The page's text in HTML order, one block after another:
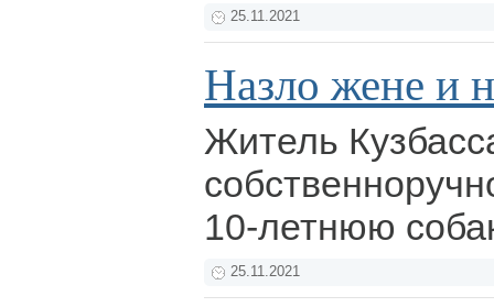
25.11.2021
Назло жене и
Житель
10-летнюю
25.11.2021